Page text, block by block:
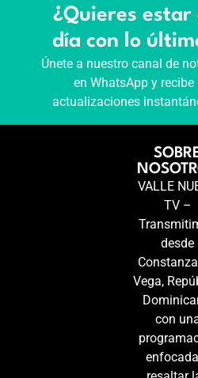
¿Quieres estar
día con lo
Únete a nuestro canal de
en WhatsApp y recibe
actualizaciones
VALLE
TV –
desde
Vega,
con